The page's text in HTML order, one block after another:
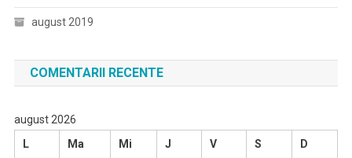
august 2019
COMENTARII RECENTE
august 2026
L
Ma Mi J V S D